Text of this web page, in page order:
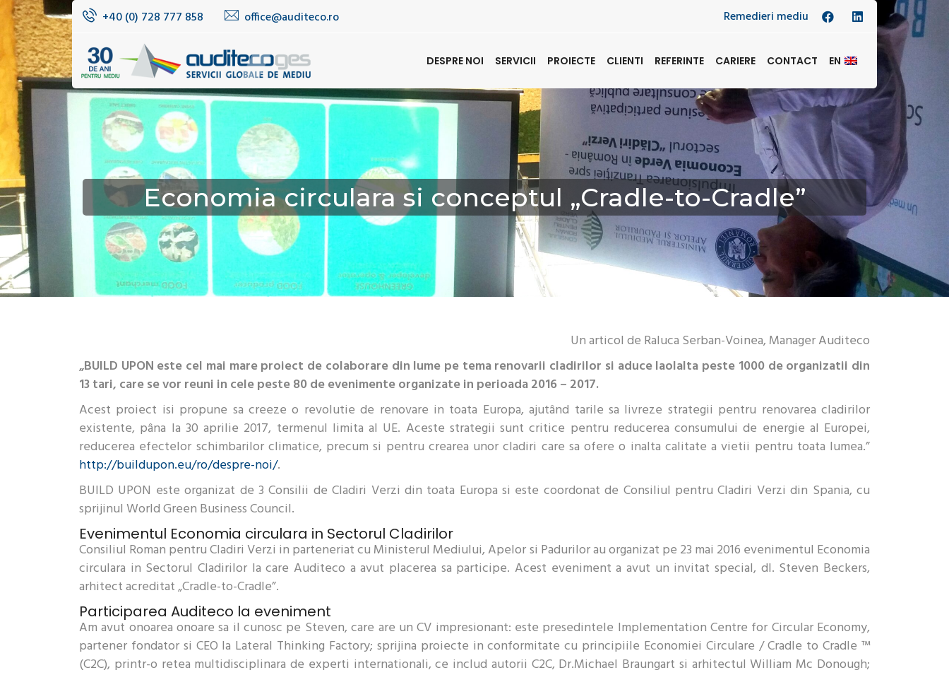
+40 (0) 728 777 858 office@auditeco.ro Remedieri mediu
DESPRE NOI SERVICII PROIECTE CLIENTI REFERINTE CARIERE CONTACT EN
Economia circulara si conceptul „Cradle-to-Cradle”
Un articol de Raluca Serban-Voinea, Manager Auditeco
„BUILD UPON este cel mai mare proiect de colaborare din lume pe tema renovarii cladirilor si aduce laolalta peste 1000 de organizatii din
13 tari, care se vor reuni in cele peste 80 de evenimente organizate in perioada 2016 – 2017.
Acest proiect isi propune sa creeze o revolutie de renovare in toata Europa, ajutând tarile sa livreze strategii pentru renovarea cladirilor
existente, pâna la 30 aprilie 2017, termenul limita al UE. Aceste strategii sunt critice pentru reducerea consumului de energie al Europei,
reducerea efectelor schimbarilor climatice, precum si pentru crearea unor cladiri care sa ofere o inalta calitate a vietii pentru toata lumea.”
http://buildupon.eu/ro/despre-noi/.
BUILD UPON este organizat de 3 Consilii de Cladiri Verzi din toata Europa si este coordonat de Consiliul pentru Cladiri Verzi din Spania, cu
sprijinul World Green Business Council.
Evenimentul Economia circulara in Sectorul Cladirilor
Consiliul Roman pentru Cladiri Verzi in parteneriat cu Ministerul Mediului, Apelor si Padurilor au organizat pe 23 mai 2016 evenimentul Economia
circulara in Sectorul Cladirilor la care Auditeco a avut placerea sa participe. Acest eveniment a avut un invitat special, dl. Steven Beckers,
arhitect acreditat „Cradle-to-Cradle”.
Participarea Auditeco la eveniment
Am avut onoarea onoare sa il cunosc pe Steven, care are un CV impresionant: este presedintele Implementation Centre for Circular Economy,
partener fondator si CEO la Lateral Thinking Factory; sprijina proiecte in conformitate cu principiile Economiei Circulare / Cradle to Cradle ™
(C2C), printr-o retea multidisciplinara de experti internationali, ce includ autorii C2C, Dr.Michael Braungart si arhitectul William Mc Donough;